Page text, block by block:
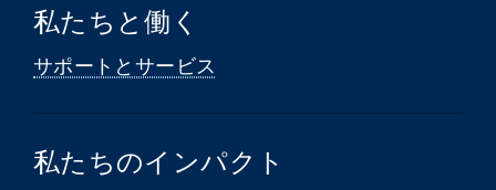
私たちと働く
サポートとサービス
私たちのインパクト